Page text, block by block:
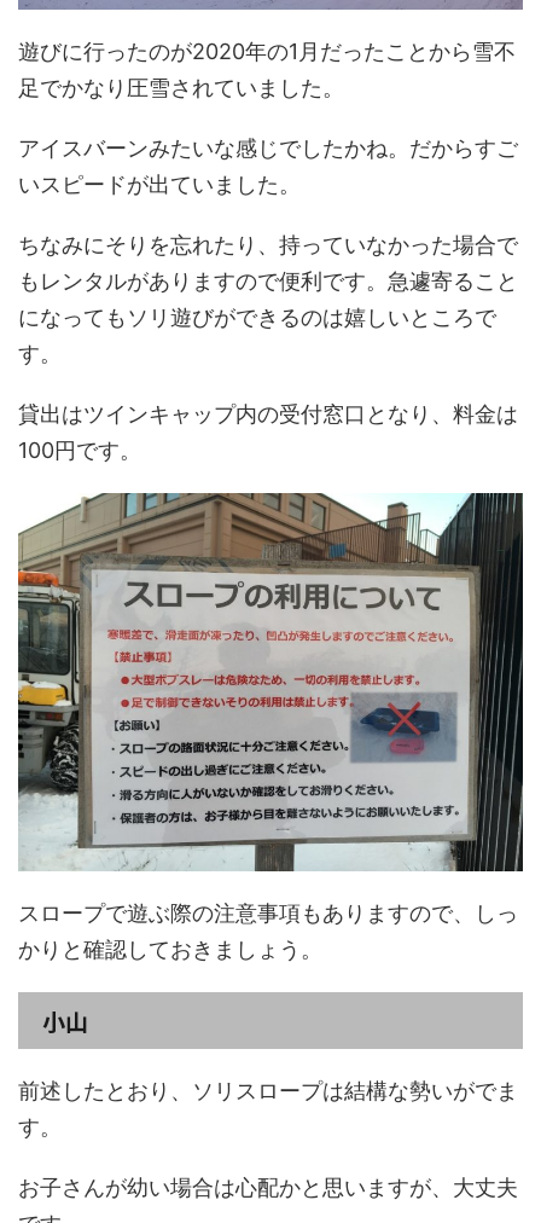
遊びに行ったのが2020年の1月だったことから雪不
足でかなり圧雪されていました。
アイスバーンみたいな感じでしたかね。だからすご
いスピードが出ていました。
ちなみにそりを忘れたり、持っていなかった場合で
もレンタルがありますので便利です。急遽寄ること
になってもソリ遊びができるのは嬉しいところで
す。
貸出はツインキャップ内の受付窓口となり、料金は
100円です。
スロープで遊ぶ際の注意事項もありますので、しっ
かりと確認しておきましょう。
小山
前述したとおり、ソリスロープは結構な勢いがでま
す。
お子さんが幼い場合は心配かと思いますが、大丈夫